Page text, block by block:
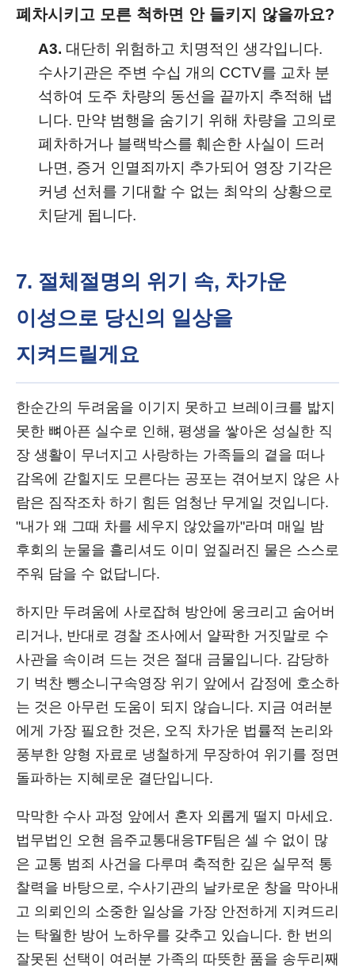
폐차시키고 모른 척하면 안 들키지 않을까요?
A3. 대단히 위험하고 치명적인 생각입니다.
수사기관은 주변 수십 개의 CCTV를 교차 분
석하여 도주 차량의 동선을 끝까지 추적해 냅
니다. 만약 범행을 숨기기 위해 차량을 고의로
폐차하거나 블랙박스를 훼손한 사실이 드러
나면, 증거 인멸죄까지 추가되어 영장 기각은
커녕 선처를 기대할 수 없는 최악의 상황으로
치닫게 됩니다.
7. 절체절명의 위기 속, 차가운
이성으로 당신의 일상을
지켜드릴게요
한순간의 두려움을 이기지 못하고 브레이크를 밟지
못한 뼈아픈 실수로 인해, 평생을 쌓아온 성실한 직
장 생활이 무너지고 사랑하는 가족들의 곁을 떠나
감옥에 갇힐지도 모른다는 공포는 겪어보지 않은 사
람은 짐작조차 하기 힘든 엄청난 무게일 것입니다.
"내가 왜 그때 차를 세우지 않았을까"라며 매일 밤
후회의 눈물을 흘리셔도 이미 엎질러진 물은 스스로
주워 담을 수 없답니다.
하지만 두려움에 사로잡혀 방안에 웅크리고 숨어버
리거나, 반대로 경찰 조사에서 얄팍한 거짓말로 수
사관을 속이려 드는 것은 절대 금물입니다. 감당하
기 벅찬 뺑소니구속영장 위기 앞에서 감정에 호소하
는 것은 아무런 도움이 되지 않습니다. 지금 여러분
에게 가장 필요한 것은, 오직 차가운 법률적 논리와
풍부한 양형 자료로 냉철하게 무장하여 위기를 정면
돌파하는 지혜로운 결단입니다.
막막한 수사 과정 앞에서 혼자 외롭게 떨지 마세요.
법무법인 오현 음주교통대응TF팀은 셀 수 없이 많
은 교통 범죄 사건을 다루며 축적한 깊은 실무적 통
찰력을 바탕으로, 수사기관의 날카로운 창을 막아내
고 의뢰인의 소중한 일상을 가장 안전하게 지켜드리
는 탁월한 방어 노하우를 갖추고 있습니다. 한 번의
잘못된 선택이 여러분 가족의 따뜻한 품을 송두리째